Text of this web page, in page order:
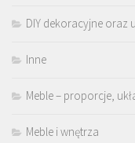
DIY dekoracyjne oraz
Inne
Meble – proporcje,
Meble i wnętrza